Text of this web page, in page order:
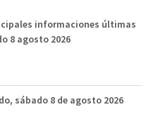
informaciones últimas
8 agosto 2026
sábado 8 de agosto 2026